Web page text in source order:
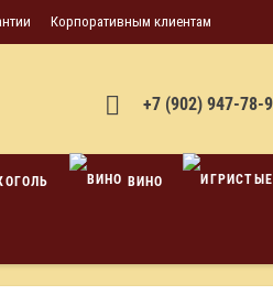
Корпоративным клиентам
+7 (902) 947-78-
ВИНО